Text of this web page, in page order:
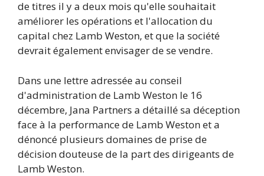
de titres il y a deux mois qu'elle souhaitait
améliorer les opérations et l'allocation du
capital chez Lamb Weston, et que la société
devrait également envisager de se vendre.
Dans une lettre adressée au conseil
d'administration de Lamb Weston le 16
décembre, Jana Partners a détaillé sa déception
face à la performance de Lamb Weston et a
dénoncé plusieurs domaines de prise de
décision douteuse de la part des dirigeants de
Lamb Weston.